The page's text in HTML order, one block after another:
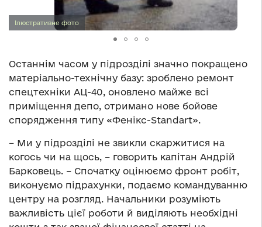
Ілюстративне фото
Останнім часом у підрозділі значно покращено
матеріально-технічну базу: зроблено ремонт
спецтехніки АЦ-40, оновлено майже всі
приміщення депо, отримано нове бойове
спорядження типу «Фенікс-Standart».
– Ми у підрозділі не звикли скаржитися на
когось чи на щось, – говорить капітан Андрій
Барковець. – Спочатку оцінюємо фронт робіт,
виконуємо підрахунки, подаємо командуванню
центру на розгляд. Начальники розуміють
важливість цієї роботи й виділяють необхідні